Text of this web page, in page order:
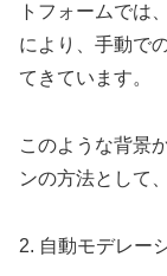
トフォームでは
により、手動で
てきています。
このような背景
ンの方法として
2. 自動モデレー